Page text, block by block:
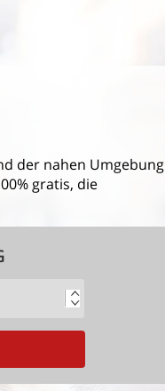
der nahen Umgebung
gratis, die